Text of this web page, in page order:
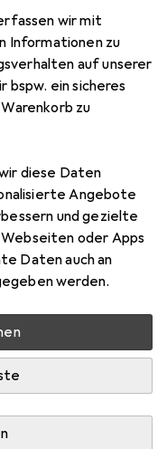
wir mit
Informationen zu
auf unserer
bspw. ein sicheres
zu
diese Daten
Angebote
und gezielte
oder Apps
Daten auch an
werden.
von Soss